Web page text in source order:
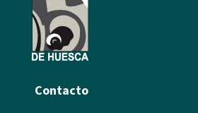
Contacto